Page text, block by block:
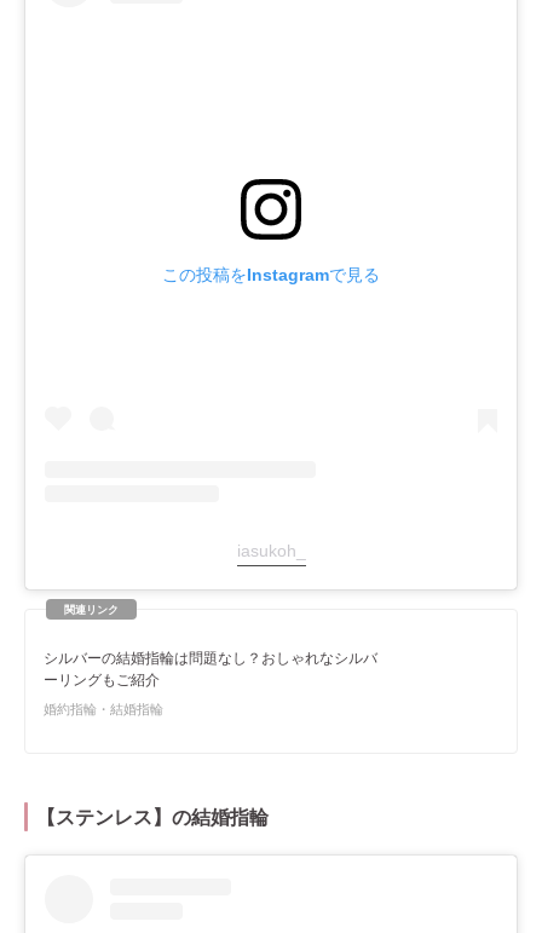
この投稿をInstagramで見る
iasukoh_
シルバーの結婚指輪は問題なし？おしゃれなシルバ
ーリングもご紹介
婚約指輪・結婚指輪
【ステンレス】の結婚指輪